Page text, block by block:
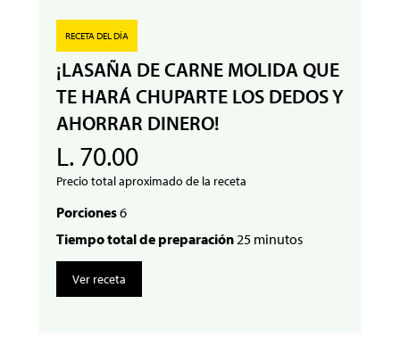
RECETA DEL DÍA
¡LASAÑA DE CARNE MOLIDA QUE
TE HARÁ CHUPARTE LOS DEDOS Y
AHORRAR DINERO!
L. 70.00
Precio total aproximado de la receta
Porciones6
Tiempo total de preparación25 minutos
Ver receta